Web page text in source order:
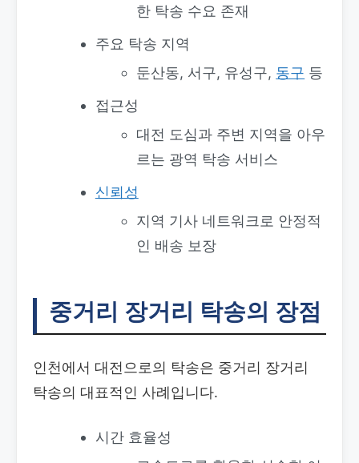
한 탁송 수요 존재
주요 탁송 지역
둔산동, 서구, 유성구, 동구 등
접근성
대전 도심과 주변 지역을 아우
르는 광역 탁송 서비스
신뢰성
지역 기사 네트워크로 안정적
인 배송 보장
중거리 장거리 탁송의 장점
인천에서 대전으로의 탁송은 중거리 장거리
탁송의 대표적인 사례입니다.
시간 효율성